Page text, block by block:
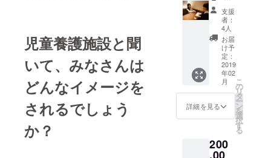
児童養護施設と聞
いて、みなさんは
どんなイメージを
されるでしょう
か？
に名前
掲載さ
せてい
ただき
ます。
（個人
の方）
動画を
お送り
しま
す。 ・
写真付
きお礼
メッ
セージ
カード
(直筆)or
ビデオ
通話で
のお礼
会いに
行きま
支援
者：
4人
お届
け予
定：
2019
年02
月
詳細を見る
こ
の
リ
タ
ー
ン
を
選
択
す
る
200